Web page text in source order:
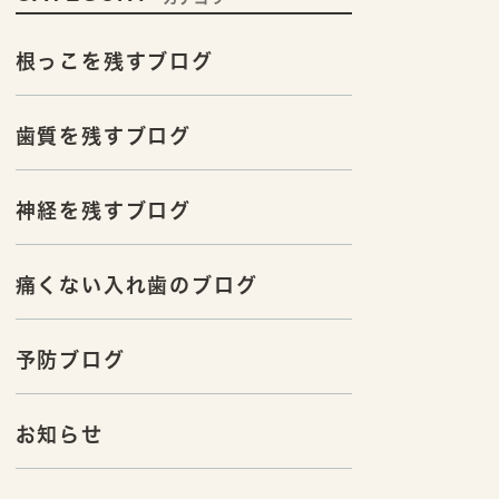
根っこを残すブログ
歯質を残すブログ
神経を残すブログ
痛くない入れ歯のブログ
予防ブログ
お知らせ